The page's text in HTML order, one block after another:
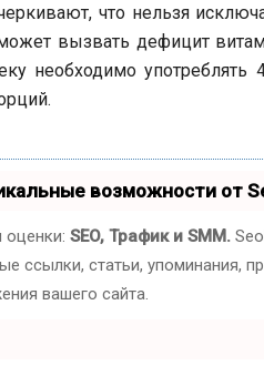
что нельзя
вызвать дефицит
необходимо
возможности от
оценки: SEO, Трафик и SMM.
ссылки, статьи, упоминания,
вашего сайта.